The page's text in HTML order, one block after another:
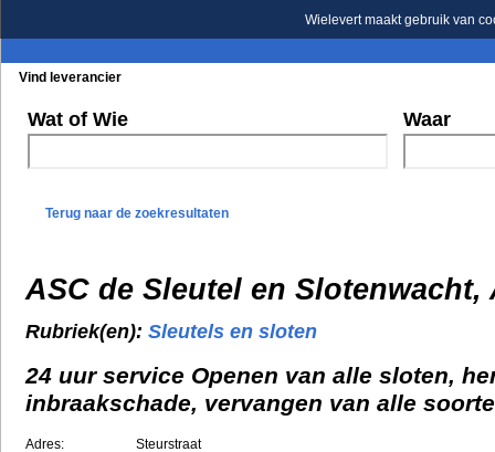
Wielevert maakt gebruik van
Vind leverancier
Wat of Wie Waar
Terug naar de zoekresultaten
ASC de Sleutel en Slotenwacht,
Rubriek(en): Sleutels en sloten
24 uur service Openen van alle sloten,
inbraakschade, vervangen van alle
Adres:
Steurstraat